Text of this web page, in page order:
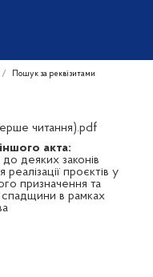
Пошук за реквізитами
читання).pdf
акта:
деяких законів
проєктів у
призначення та
спадщини в рамках